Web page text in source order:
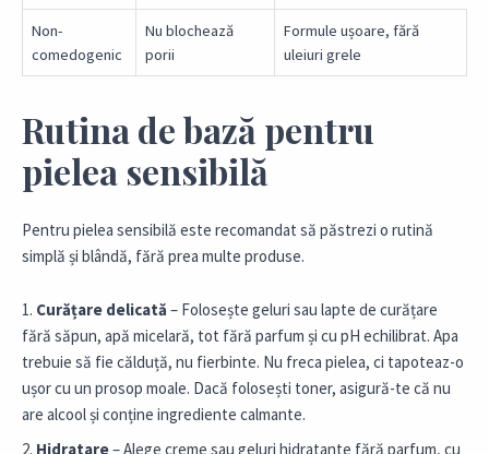
Non-
comedogenic
Nu blochează
porii
Formule ușoare, fără
uleiuri grele
Rutina de bază pentru
pielea sensibilă
Pentru pielea sensibilă este recomandat să păstrezi o rutină
simplă și blândă, fără prea multe produse.
Curățare delicată – Folosește geluri sau lapte de curățare
fără săpun, apă micelară, tot fără parfum și cu pH echilibrat. Apa
trebuie să fie călduță, nu fierbinte. Nu freca pielea, ci tapoteaz-o
ușor cu un prosop moale. Dacă folosești toner, asigură-te că nu
are alcool și conține ingrediente calmante.
Hidratare– Alege creme sau geluri hidratante fără parfum, cu